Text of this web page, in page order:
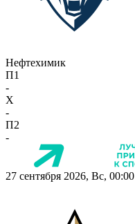
Нефтехимик
П1
-
X
-
П2
-
27 сентября 2026, Вс, 00:00